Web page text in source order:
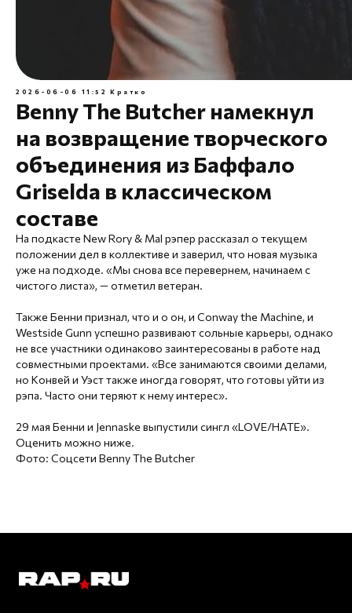
2026-06-06 11:52 Кратко
Benny The Butcher намекнул
на возвращение творческого
объединения из Баффало
Griselda в классическом
составе
На подкасте New Rory & Mal рэпер рассказал о текущем
положении дел в коллективе и заверил, что новая музыка
уже на подходе. «Мы снова все перевернем, начинаем с
чистого листа», — отметил ветеран.
Также Бенни признал, что и о он, и Conway the Machine, и
Westside Gunn успешно развивают сольные карьеры, однако
не все участники одинаково заинтересованы в работе над
совместными проектами. «Все занимаются своими делами,
но Конвей и Уэст также иногда говорят, что готовы уйти из
рэпа. Часто они теряют к нему интерес».
29 мая Бенни и Jennaske выпустили сингл «LOVE/HATE».
Оценить можно ниже.
Фото: Соцсети Benny The Butcher